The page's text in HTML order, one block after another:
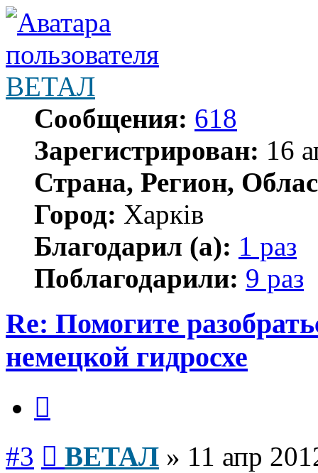
ВЕТАЛ
Сообщения: 618
Зарегистрирован: 16
Страна, Регион,
Город: Харків
Благодарил (а): 1 раз
Поблагодарили: 9 раз
Re: Помогите
немецкой гидросхе
#3 ВЕТАЛ » 11 апр